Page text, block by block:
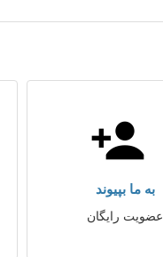
به ما بپیوند
عضویت رایگان